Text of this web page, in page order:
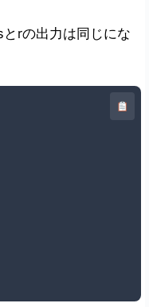
rの出力は同じにな